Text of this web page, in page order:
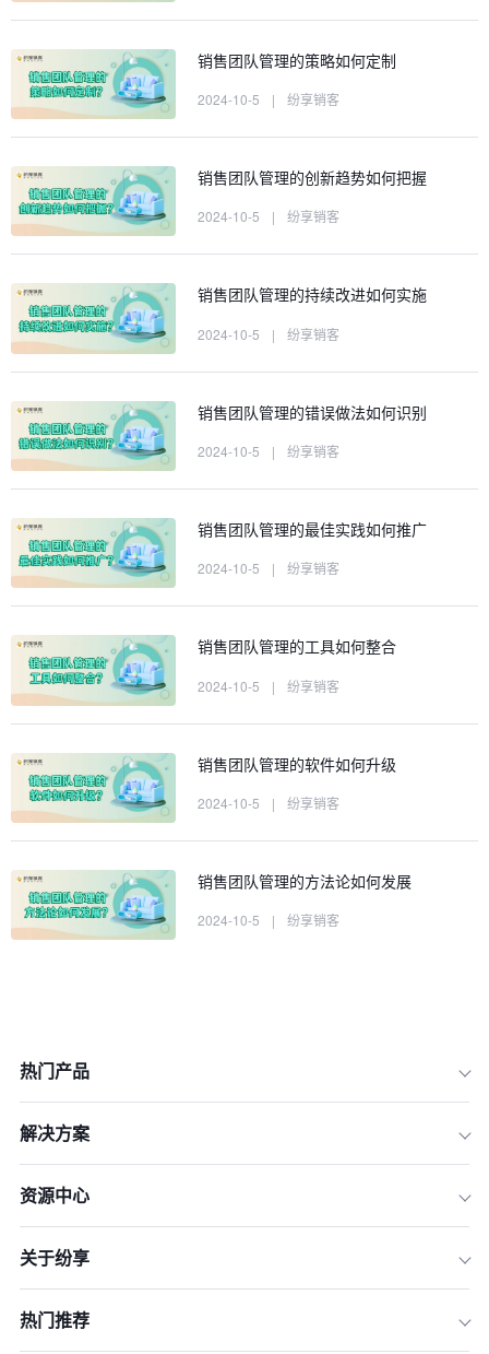
4.与其他部门的协调
销售团队管理的策略如何定制
2024-10-5 | 纷享销客
销售团队管理的创新趋势如何把握
2024-10-5 | 纷享销客
销售团队管理的持续改进如何实施
2024-10-5 | 纷享销客
销售团队管理的错误做法如何识别
2024-10-5 | 纷享销客
销售团队管理的最佳实践如何推广
2024-10-5 | 纷享销客
销售团队管理的工具如何整合
2024-10-5 | 纷享销客
销售团队管理的软件如何升级
2024-10-5 | 纷享销客
销售团队管理的方法论如何发展
2024-10-5 | 纷享销客
热门产品
解决方案
资源中心
关于纷享
热门推荐